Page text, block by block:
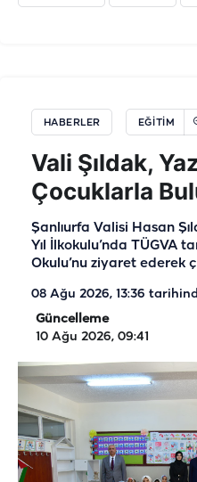
HABERLER EĞİTİM
Vali Şıldak,
Çocuklarla
Şanlıurfa Valisi Hasan
Yıl İlkokulu’nda TÜGVA
Okulu’nu ziyaret ederek
08 Ağu 2026, 13:36
Güncelleme
10 Ağu 2026, 09:41